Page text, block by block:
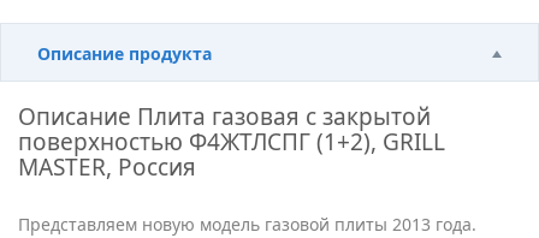
Описание продукта
Описание Плита газовая c закрытой
поверхностью Ф4ЖТЛCПГ (1+2), GRILL
MASTER, Россия
Представляем новую модель газовой плиты 2013 года.